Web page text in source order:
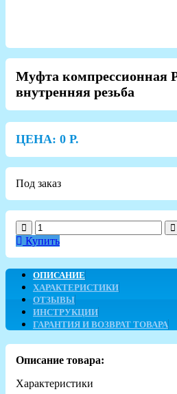
Муфта компрессионная
внутренняя резьба
ЦЕНА: 0 Р.
Под заказ
Купить
ОПИСАНИЕ
ХАРАКТЕРИСТИКИ
ОТЗЫВЫ
ИНСТРУКЦИИ
ГАРАНТИЯ И ВОЗВРАТ ТОВАРА
Описание товара:
Характеристики